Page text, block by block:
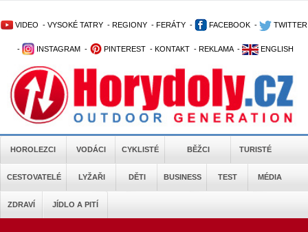
VIDEO - VYSOKÉ TATRY - REGIONY - FERÁTY - FACEBOOK - TWITTER
- INSTAGRAM - PINTEREST - KONTAKT - REKLAMA - ENGLISH
HOROLEZCI VODÁCI CYKLISTÉ BĚŽCI TURISTÉ
CESTOVATELÉ LYŽAŘI DĚTI BUSINESS TEST MÉDIA
ZDRAVÍ JÍDLO A PITÍ